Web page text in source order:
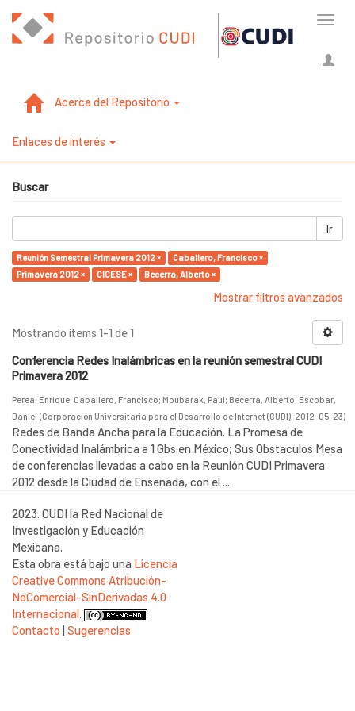
Acerca del Repositorio
Enlaces de interés
Buscar
Ir
Reunión Semestral Primavera 2012 ×
Caballero, Francisco ×
Primavera 2012 ×
CICESE × Becerra, Alberto ×
Mostrar filtros avanzados
Mostrando ítems 1-1 de 1
Conferencia Redes Inalámbricas en la reunión semestral CUDI
Primavera 2012
Perea, Enrique; Caballero, Francisco; Moubarak, Paul; Becerra, Alberto; Escobar,
Daniel (Corporación Universitaria para el Desarrollo de Internet (CUDI), 2012-05-23)
Redes de Banda Ancha para la Educación. La Promesa de
Conectividad Inalámbrica a 1 Gbs en México; Sus Obstaculos Mesa
de conferencias llevadas a cabo en la Reunión CUDI Primavera
2012 desde la Ciudad de Ensenada, con el ...
2023. CUDI la Red Nacional de
Investigación y Educación
Mexicana.
Esta obra está bajo una Licencia
Creative Commons Atribución-
NoComercial-SinDerivadas 4.0
Internacional.
Contacto |Sugerencias